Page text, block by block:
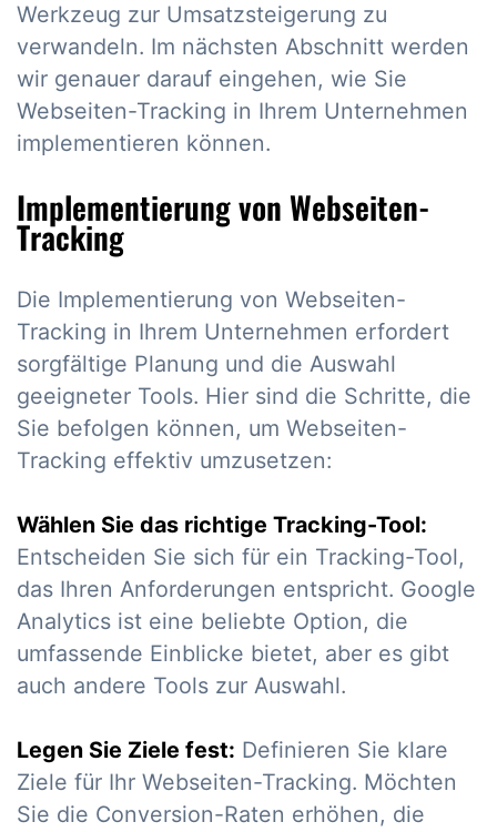
Werkzeug zur Umsatzsteigerung zu
verwandeln. Im nächsten Abschnitt werden
wir genauer darauf eingehen, wie Sie
Webseiten-Tracking in Ihrem Unternehmen
implementieren können.
Implementierung von Webseiten-
Tracking
Die Implementierung von Webseiten-
Tracking in Ihrem Unternehmen erfordert
sorgfältige Planung und die Auswahl
geeigneter Tools. Hier sind die Schritte, die
Sie befolgen können, um Webseiten-
Tracking effektiv umzusetzen:
Wählen Sie das richtige Tracking-Tool:
Entscheiden Sie sich für ein Tracking-Tool,
das Ihren Anforderungen entspricht. Google
Analytics ist eine beliebte Option, die
umfassende Einblicke bietet, aber es gibt
auch andere Tools zur Auswahl.
Legen Sie Ziele fest: Definieren Sie klare
Ziele für Ihr Webseiten-Tracking. Möchten
Sie die Conversion-Raten erhöhen, die